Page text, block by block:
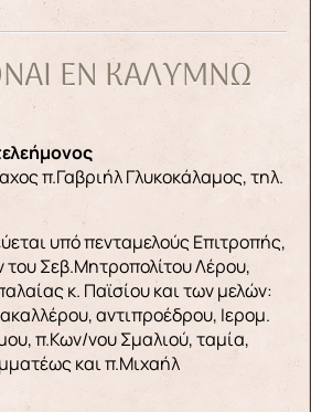
ΕΝ ΚΑΛΥΜΝΩ
π.Γαβριήλ Γλυκοκάλαμος, τηλ.
υπό πενταμελούς Επιτροπής,
του Σεβ.Μητροπολίτου Λέρου,
κ. Παϊσίου και των μελών:
αντιπροέδρου, Ιερομ.
π.Κων/νου Σμαλιού, ταμία,
και π.Μιχαήλ